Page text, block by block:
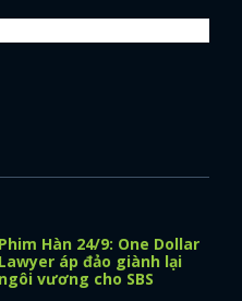
Phim Hàn 24/9: One Dollar
Lawyer áp đảo giành lại
ngôi vương cho SBS